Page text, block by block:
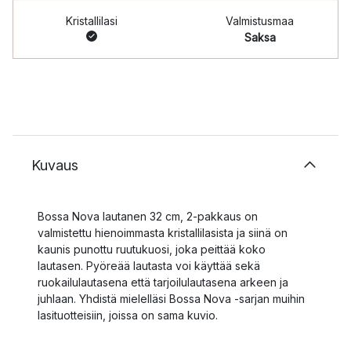
Kristallilasi
Valmistusmaa
Saksa
Kuvaus
Bossa Nova lautanen 32 cm, 2-pakkaus on
valmistettu hienoimmasta kristallilasista ja siinä on
kaunis punottu ruutukuosi, joka peittää koko
lautasen. Pyöreää lautasta voi käyttää sekä
ruokailulautasena että tarjoilulautasena arkeen ja
juhlaan. Yhdistä mielelläsi Bossa Nova -sarjan muihin
lasituotteisiin, joissa on sama kuvio.